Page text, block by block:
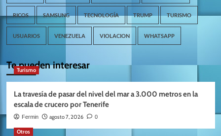
RICOS SAMSUNG TECNOLOGÍA TRUMP TURISMO
USUARIOS VENEZUELA VIOLACION WHATSAPP
Te pueden interesar
Turismo
La travesía de pasar del nivel del mar a 3.000 metros en la
escala de crucero por Tenerife
Fermin agosto 7, 2026 0
Otros